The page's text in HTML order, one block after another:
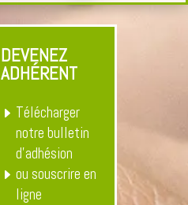
DEVENEZ
ADHÉRENT
Télécharger
notre bulletin
d’adhésion
ou souscrire en
ligne